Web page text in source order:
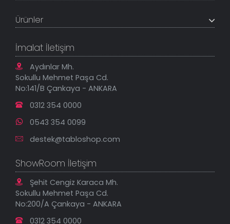
Banka Hesapları
Sık Sorulan Sorular
Tüm Siparişlerim
Geçerli İade Koşulları
Mesafeli Satış Sözleşmesi
Gizlilik Güvenlik Politikası
Ürünler
Tablonu Sen Tasarla
Tablo Saatler
Yeni Eklenenler
En Çok Satılanlar
İndirimli Tablolar
İmalat İletişim
Aydınlar Mh.
Sokullu Mehmet Paşa Cd.
No:141/B Çankaya - ANKARA
0312 354 0000
0543 354 0099
destek@tabloshop.com
ShowRoom İletişim
Şehit Cengiz Karaca Mh.
Sokullu Mehmet Paşa Cd.
No:200/A Çankaya - ANKARA
0312 354 0000